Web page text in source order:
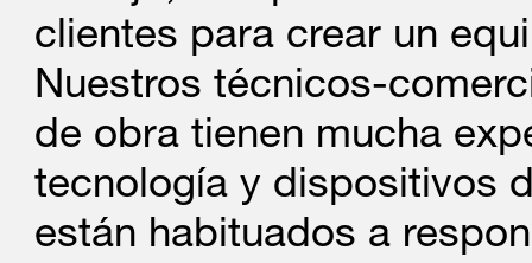
MAYO
2015
Dossier de Sistemas
Las empresas del
Dirección General de
instalaciones y
clientes para crear un
Nuestros técnicos-
de obra tienen mucha
tecnología y dispositivos
están habituados a